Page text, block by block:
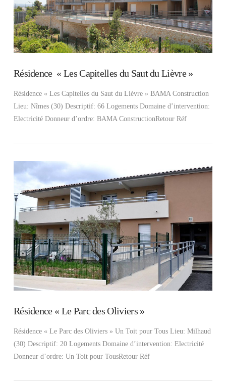
VIEW POST
VIEW POST
Résidence « Les Capitelles du Saut du Lièvre »
Résidence « Les Capitelles du Saut du Lièvre » BAMA Construction
Lieu: Nîmes (30) Descriptif: 66 Logements Domaine d’intervention:
Electricité Donneur d’ordre: BAMA ConstructionRetour Réf
Résidence « Le Parc des Oliviers »
Résidence « Le Parc des Oliviers » Un Toit pour Tous Lieu: Milhaud
(30) Descriptif: 20 Logements Domaine d’intervention: Electricité
Donneur d’ordre: Un Toit pour TousRetour Réf